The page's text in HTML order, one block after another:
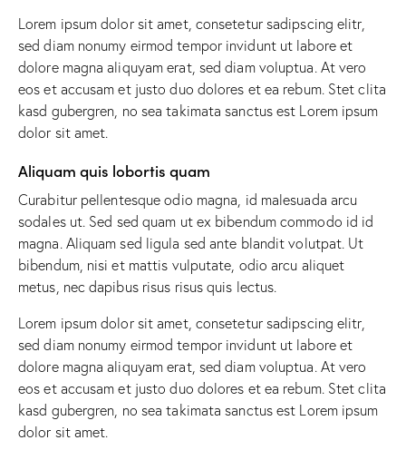
Lorem ipsum dolor sit amet, consetetur sadipscing elitr,
sed diam nonumy eirmod tempor invidunt ut labore et
dolore magna aliquyam erat, sed diam voluptua. At vero
eos et accusam et justo duo dolores et ea rebum. Stet clita
kasd gubergren, no sea takimata sanctus est Lorem ipsum
dolor sit amet.
Aliquam quis lobortis quam
Curabitur pellentesque odio magna, id malesuada arcu
sodales ut. Sed sed quam ut ex bibendum commodo id id
magna. Aliquam sed ligula sed ante blandit volutpat. Ut
bibendum, nisi et mattis vulputate, odio arcu aliquet
metus, nec dapibus risus risus quis lectus.
Lorem ipsum dolor sit amet, consetetur sadipscing elitr,
sed diam nonumy eirmod tempor invidunt ut labore et
dolore magna aliquyam erat, sed diam voluptua. At vero
eos et accusam et justo duo dolores et ea rebum. Stet clita
kasd gubergren, no sea takimata sanctus est Lorem ipsum
dolor sit amet.